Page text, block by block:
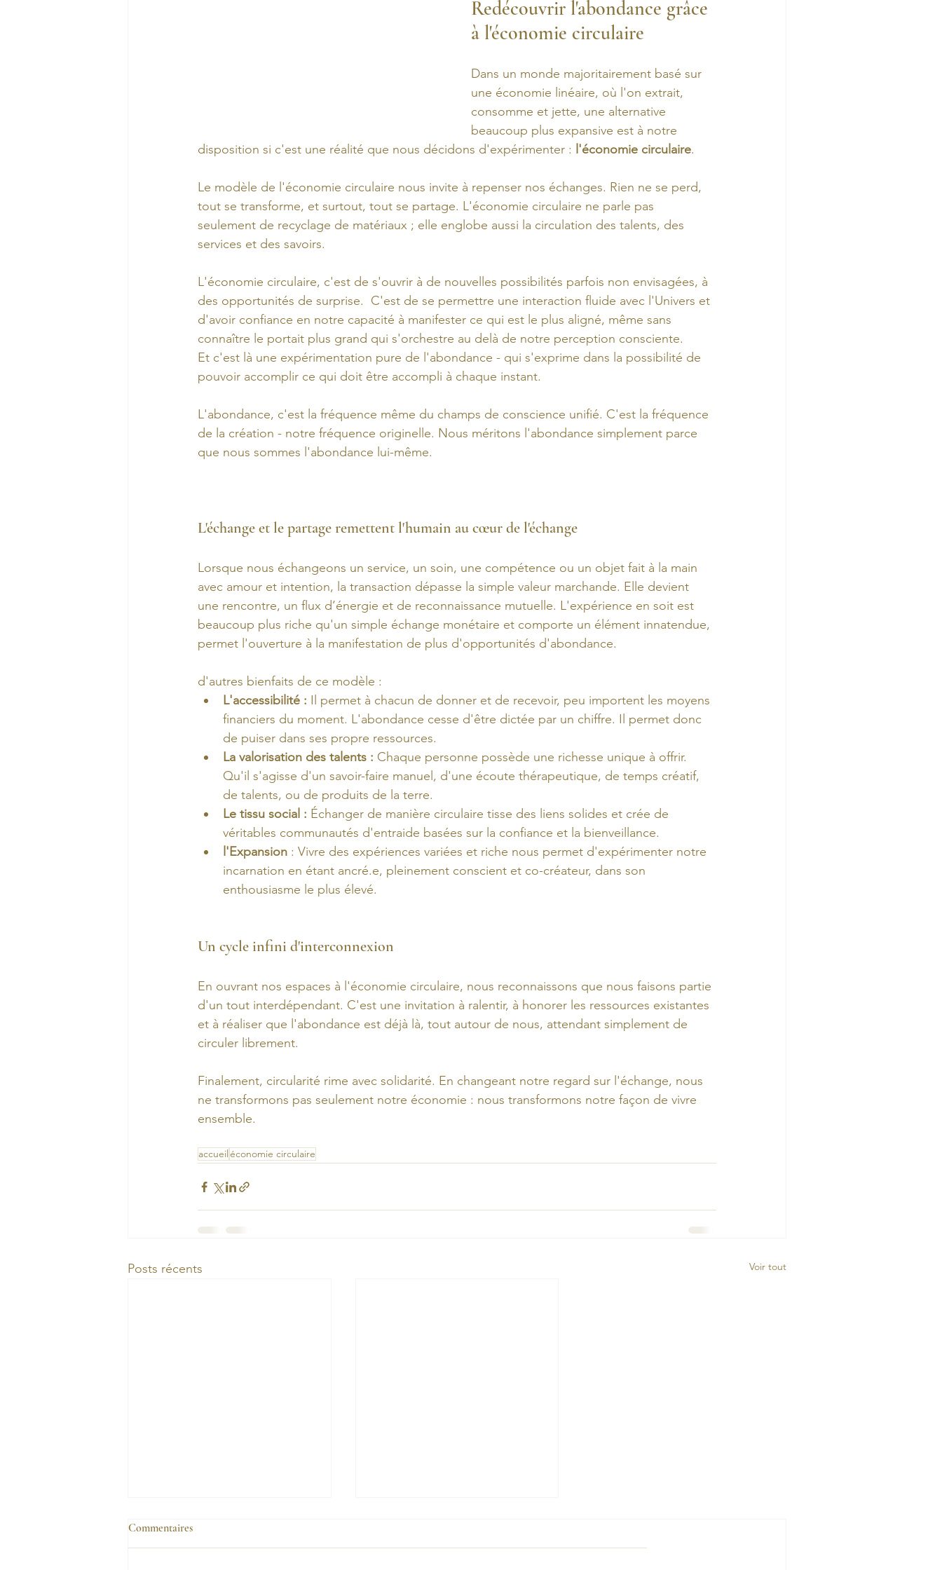
Redécouvrir l'abondance grâce
à l'économie circulaire
Dans un monde majoritairement basé sur
une économie linéaire, où l'on extrait,
consomme et jette, une alternative
beaucoup plus expansive est à notre
disposition si c'est une réalité que nous décidons d'expérimenter : l'économie circulaire.
Le modèle de l'économie circulaire nous invite à repenser nos échanges. Rien ne se perd,
tout se transforme, et surtout, tout se partage. L'économie circulaire ne parle pas
seulement de recyclage de matériaux ; elle englobe aussi la circulation des talents, des
services et des savoirs.
L'économie circulaire, c'est de s'ouvrir à de nouvelles possibilités parfois non envisagées, à
des opportunités de surprise.  C'est de se permettre une interaction fluide avec l'Univers et
d'avoir confiance en notre capacité à manifester ce qui est le plus aligné, même sans
connaître le portait plus grand qui s'orchestre au delà de notre perception consciente.
Et c'est là une expérimentation pure de l'abondance - qui s'exprime dans la possibilité de
pouvoir accomplir ce qui doit être accompli à chaque instant.
L'abondance, c'est la fréquence même du champs de conscience unifié. C'est la fréquence
de la création - notre fréquence originelle. Nous méritons l'abondance simplement parce
que nous sommes l'abondance lui-même.
L'échange et le partage remettent l'humain au cœur de l'échange
Lorsque nous échangeons un service, un soin, une compétence ou un objet fait à la main
avec amour et intention, la transaction dépasse la simple valeur marchande. Elle devient
une rencontre, un flux d’énergie et de reconnaissance mutuelle. L'expérience en soit est
beaucoup plus riche qu'un simple échange monétaire et comporte un élément innatendue,
permet l'ouverture à la manifestation de plus d'opportunités d'abondance.
d'autres bienfaits de ce modèle :
L'accessibilité : Il permet à chacun de donner et de recevoir, peu importent les moyens
financiers du moment. L'abondance cesse d'être dictée par un chiffre. Il permet donc
de puiser dans ses propre ressources.
La valorisation des talents : Chaque personne possède une richesse unique à offrir.
Qu'il s'agisse d'un savoir-faire manuel, d'une écoute thérapeutique, de temps créatif,
de talents, ou de produits de la terre.
Le tissu social : Échanger de manière circulaire tisse des liens solides et crée de
véritables communautés d'entraide basées sur la confiance et la bienveillance.
l'Expansion : Vivre des expériences variées et riche nous permet d'expérimenter notre
incarnation en étant ancré.e, pleinement conscient et co-créateur, dans son
enthousiasme le plus élevé.
Un cycle infini d'interconnexion
En ouvrant nos espaces à l'économie circulaire, nous reconnaissons que nous faisons partie
d'un tout interdépendant. C'est une invitation à ralentir, à honorer les ressources existantes
et à réaliser que l'abondance est déjà là, tout autour de nous, attendant simplement de
circuler librement.
Finalement, circularité rime avec solidarité. En changeant notre regard sur l'échange, nous
ne transformons pas seulement notre économie : nous transformons notre façon de vivre
ensemble.
accueiléconomie circulaire
Posts récents Voir tout
Commentaires